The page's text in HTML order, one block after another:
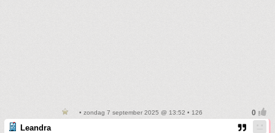
• zondag 7 september 2025 @ 13:52 • 126
Leandra